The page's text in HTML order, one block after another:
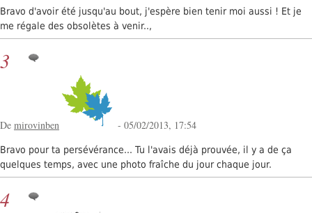
Bravo d'avoir été jusqu'au bout, j'espère bien tenir moi aussi ! Et je
me régale des obsolètes à venir..,
3
De mirovinben - 05/02/2013, 17:54
Bravo pour ta persévérance... Tu l'avais déjà prouvée, il y a de ça
quelques temps, avec une photo fraîche du jour chaque jour.
4